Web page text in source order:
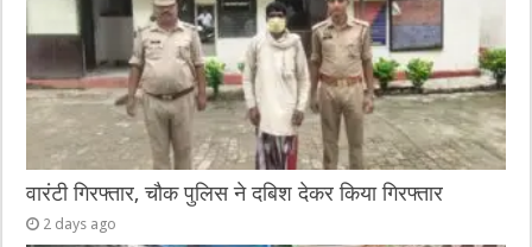
k
वारंटी गिरफ्तार, चौक पुलिस ने दबिश देकर किया गिरफ्तार
2 days ago